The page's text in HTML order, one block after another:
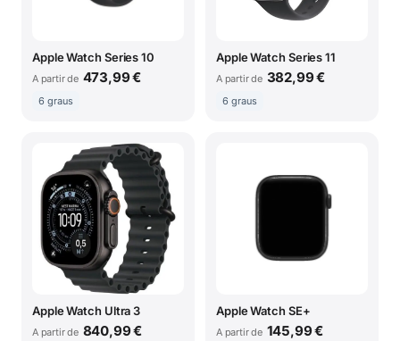
Apple Watch Series 10
A partir de 473,99 €
6 graus
Apple Watch Series 11
A partir de 382,99 €
6 graus
Apple Watch Ultra 3
A partir de 840,99 €
Apple Watch SE+
A partir de 145,99 €